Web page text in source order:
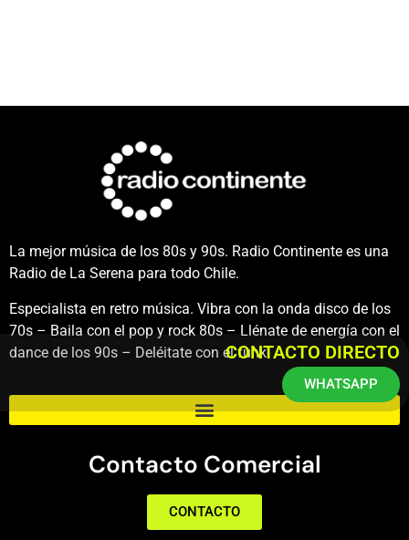
La mejor música de los 80s y 90s. Radio Continente es una
Radio de La Serena para todo Chile.
Especialista en retro música. Vibra con la onda disco de los
70s – Baila con el pop y rock 80s – Llénate de energía con el
dance de los 90s – Deléitate con el funk.
Contacto Comercial
CONTACTO
CONTACTO DIRECTO
WHATSAPP